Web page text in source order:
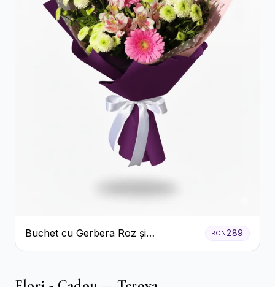
Buchet cu Gerbera Roz și
Crizanteme Verzi
RON289